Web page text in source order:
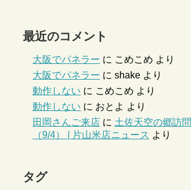
最近のコメント
大阪でパネラー に こめこめ より
大阪でパネラー に shake より
動作しない に こめこめ より
動作しない に おとよ より
田岡さんご来店 に 土佐天空の郷訪問
（9/4） | 片山米店ニュース より
タグ